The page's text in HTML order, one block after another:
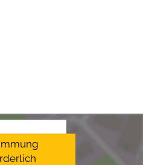
Schussenried